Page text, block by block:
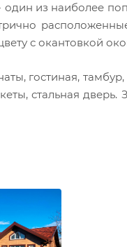
из наиболее
с окантовкой
гостиная,
стальная